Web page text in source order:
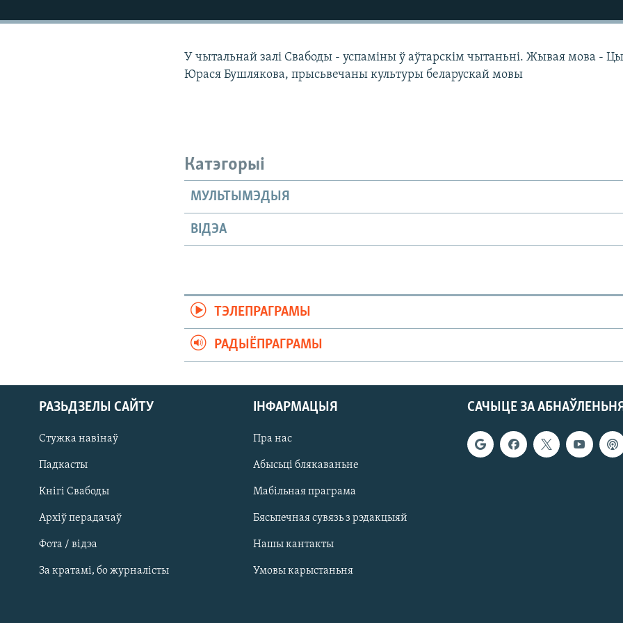
КАЛЯНДАР
НА ХВАЛЯХ СВАБОДЫ
САЧЫЦЕ ЗА АБНАЎЛЕНЬНЯМІ
У чытальнай залі Свабоды - успаміны ў аўтарскім чытаньні. Жывая мова -
Юрася Бушлякова, прысьвечаны культуры беларускай мовы
Катэгорыі
МУЛЬТЫМЭДЫЯ
ВІДЭА
ТЭЛЕПРАГРАМЫ
РАДЫЁПРАГРАМЫ
САЧЫЦЕ ЗА
РАЗЬДЗЕЛЫ САЙТУ
Стужка навінаў
Падкасты
Кнігі Свабоды
Архіў перадачаў
Фота / відэа
За кратамі, бо журналісты
ІНФАРМАЦЫЯ
Пра нас
Абысьці блякаваньне
Мабільная праграма
Бясьпечная сувязь з рэдакцыяй
Нашы кантакты
Умовы карыстаньня